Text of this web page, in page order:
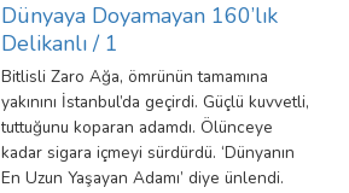
Dünyaya Doyamayan 160’lık
Delikanlı / 1
Bitlisli Zaro Ağa, ömrünün tamamına
yakınını İstanbul’da geçirdi. Güçlü kuvvetli,
tuttuğunu koparan adamdı. Ölünceye
kadar sigara içmeyi sürdürdü. ‘Dünyanın
En Uzun Yaşayan Adamı’ diye ünlendi.